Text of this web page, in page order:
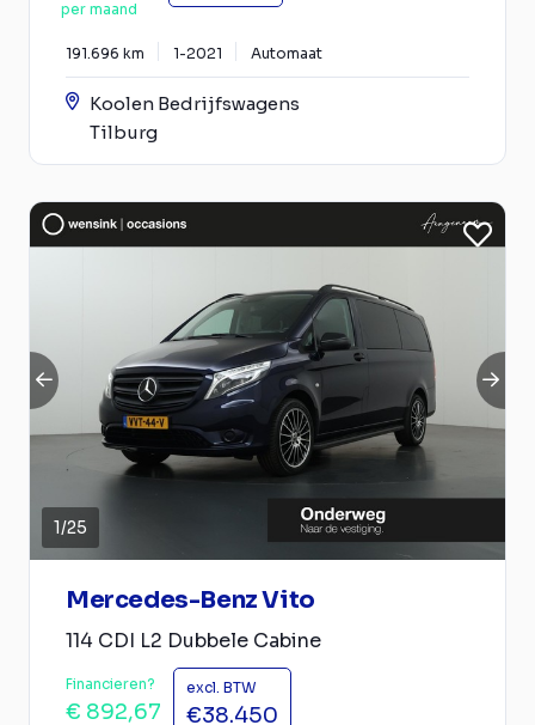
per maand
191.696 km 1-2021 Automaat
Koolen Bedrijfswagens
Tilburg
1/25
Mercedes-Benz Vito
114 CDI L2 Dubbele Cabine
Financieren?
€ 892,67
excl. BTW
€38.450